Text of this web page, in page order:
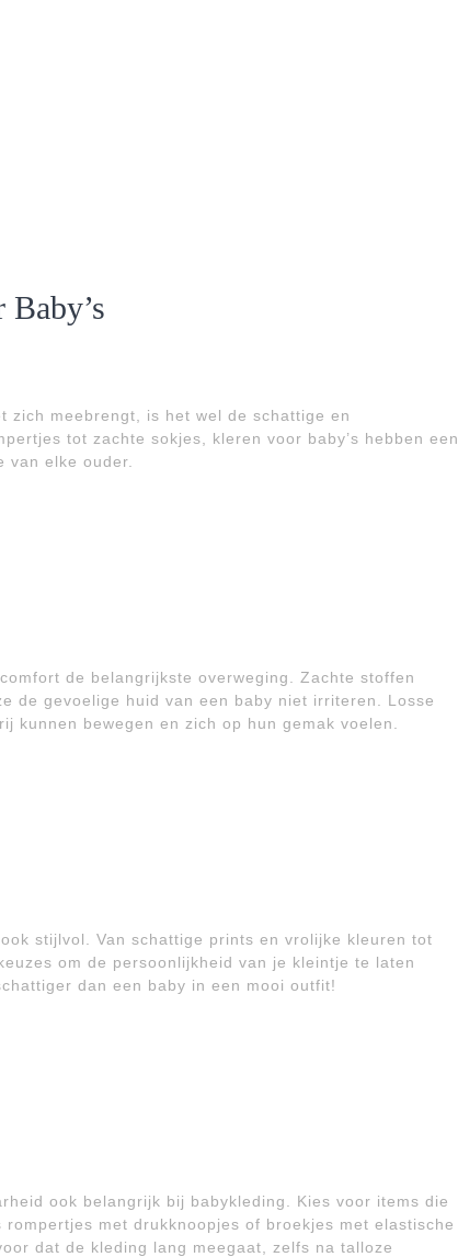
zich meebrengt, is het wel de schattige en
tot zachte sokjes, kleren voor baby’s hebben een
van elke ouder.
de belangrijkste overweging. Zachte stoffen
de gevoelige huid van een baby niet irriteren. Losse
kunnen bewegen en zich op hun gemak voelen.
stijlvol. Van schattige prints en vrolijke kleuren tot
om de persoonlijkheid van je kleintje te laten
dan een baby in een mooi outfit!
ook belangrijk bij babykleding. Kies voor items die
met drukknoopjes of broekjes met elastische
dat de kleding lang meegaat, zelfs na talloze